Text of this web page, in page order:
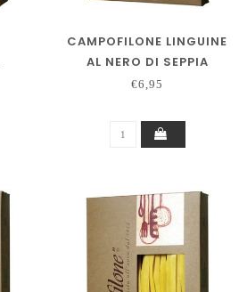
CAMPOFILONE LINGUINE
AL NERO DI SEPPIA
€6,95